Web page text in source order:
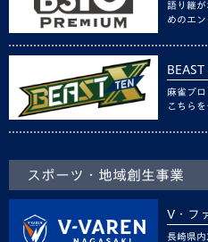
語り継
めのエ
BEAST
麻雀プ
こちらを
スポーツ・地域創生事業
V・フ
長崎県内